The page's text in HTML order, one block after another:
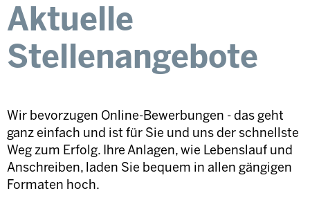
Aktuelle
Stellenangebote
Wir bevorzugen Online-Bewerbungen - das geht
ganz einfach und ist für Sie und uns der schnellste
Weg zum Erfolg. Ihre Anlagen, wie Lebenslauf und
Anschreiben, laden Sie bequem in allen gängigen
Formaten hoch.